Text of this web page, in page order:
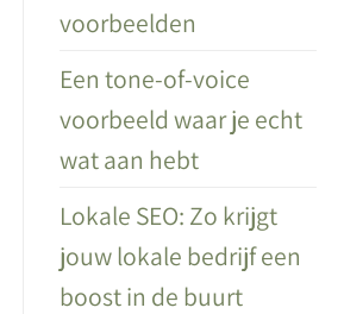
voorbeelden
Een tone-of-voice
voorbeeld waar je echt
wat aan hebt
Lokale SEO: Zo krijgt
jouw lokale bedrijf een
boost in de buurt